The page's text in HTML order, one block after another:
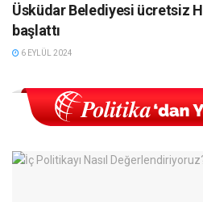
Üsküdar Belediyesi ücretsiz
başlattı
6 EYLÜL 2024